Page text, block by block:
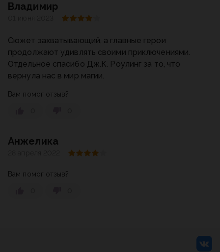
Владимир
Сюжет захватывающий, а главные герои
продолжают удивлять своими приключениями.
Отдельное спасибо Дж.К. Роулинг за то, что
вернула нас в мир магии.
Вам помог отзыв?
Анжелика
Вам помог отзыв?